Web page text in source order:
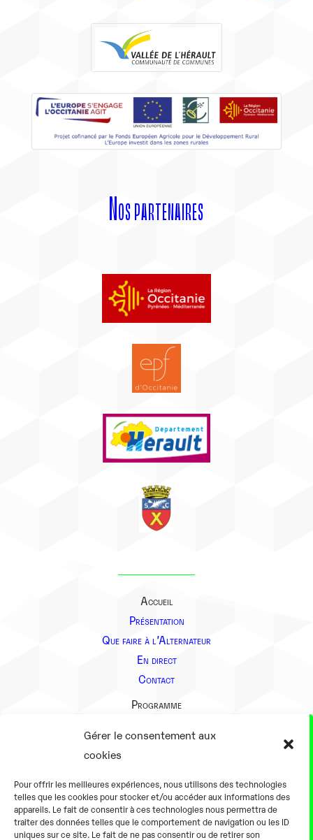
Gérer le consentement aux
cookies
Pour offrir les meilleures expériences, nous utilisons des technologies
telles que les cookies pour stocker et/ou accéder aux informations des
appareils. Le fait de consentir à ces technologies nous permettra de
traiter des données telles que le comportement de navigation ou les ID
uniques sur ce site. Le fait de ne pas consentir ou de retirer son
Nos partenaires
Accueil
Présentation
Que faire à l’Alternateur
En direct
Contact
Programme
Présentation
En pratique
Tarifs et horaires
Salles